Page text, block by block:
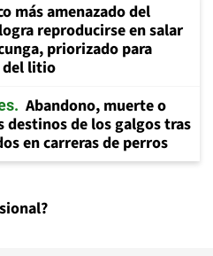
más amenazado del
reproducirse en salar
priorizado para
del litio
Abandono, muerte o
destinos de los galgos tras
en carreras de perros